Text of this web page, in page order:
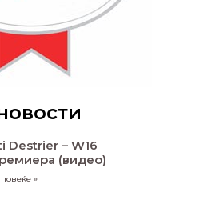
Destrier – W16
(видео)
»